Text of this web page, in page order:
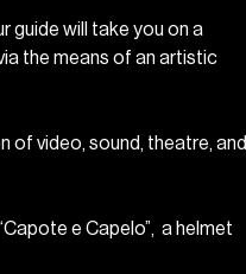
guide will take you on a
the means of an artistic
of video, sound, theatre, and
e Capelo”,  a helmet